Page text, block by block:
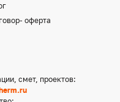
оферта
смет, проектов: